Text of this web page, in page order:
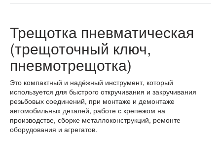
Трещотка пневматическая
(трещоточный ключ,
пневмотрещотка)
Это компактный и надёжный инструмент, который
используется для быстрого откручивания и закручивания
резьбовых соединений, при монтаже и демонтаже
автомобильных деталей, работе с крепежом на
производстве, сборке металлоконструкций, ремонте
оборудования и агрегатов.